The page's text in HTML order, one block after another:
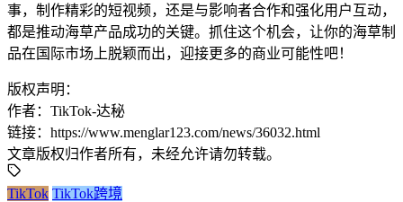
事，制作精彩的短视频，还是与影响者合作和强化用户互动，
都是推动海草产品成功的关键。抓住这个机会，让你的海草制
品在国际市场上脱颖而出，迎接更多的商业可能性吧！
版权声明：
作者：TikTok-达秘
链接：https://www.menglar123.com/news/36032.html
文章版权归作者所有，未经允许请勿转载。
TikTok TikTok跨境